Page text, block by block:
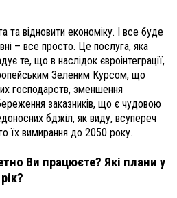
та відновити економіку. І все буде
– все просто. Це послуга, яка
те, що в наслідок євроінтеграції,
Зеленим Курсом, що
господарств, зменшення
заказників, що є чудовою
бджіл, як виду, всупереч
їх вимирання до 2050 року.
Ви працюєте? Які плани у